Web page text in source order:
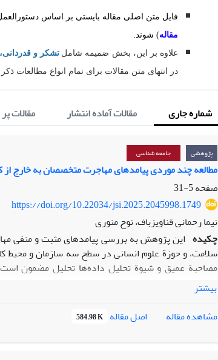
فایل متن اصلی مقاله بایستی بر اساس
مقاله) شوند.
علاوه بر این، بخش ضمیمه شامل تشکر و
در انتهای متن مقالات برای تمام انواع مطالعات
شماره جاری مقالات آماده انتشار مقالات
پژوهشی جامعه شناسی
مطالعه چند موردی پیامدهای مهاجرت متخصصان به خارج
صفحه5-31
https://doi.org/10.22034/jsi.2025.2045998.1749
نیما رحمانی قناویزباف، نوح منوری
چکیده این پژوهش به بررسی پیامدهای مثبت و منفی
سلامت، و حوزةعلوم انسانی در سطح سه سازمان و
مصاحبة عمیق و شیوةتحلیل داده‌ها تحلیل مضمون
بهره‌وری و اثربخشی، افزایش هزینه‌های جایگزینی نیرو،
مهاجرت در میان نیروهای باقی‌مانده شده است. همچنین
روابط کاری ناپایدار از دیگر آثار فرهنگی و نهادی این
مستندسازی و انتقال دانش، سطحی از تاب‌آوری
سیاست‌گذاری‌های منابع انسانی و توسعه ظرفیت‌های
بیشتر
مشاهده مقاله
اصل مقاله 584.98 K